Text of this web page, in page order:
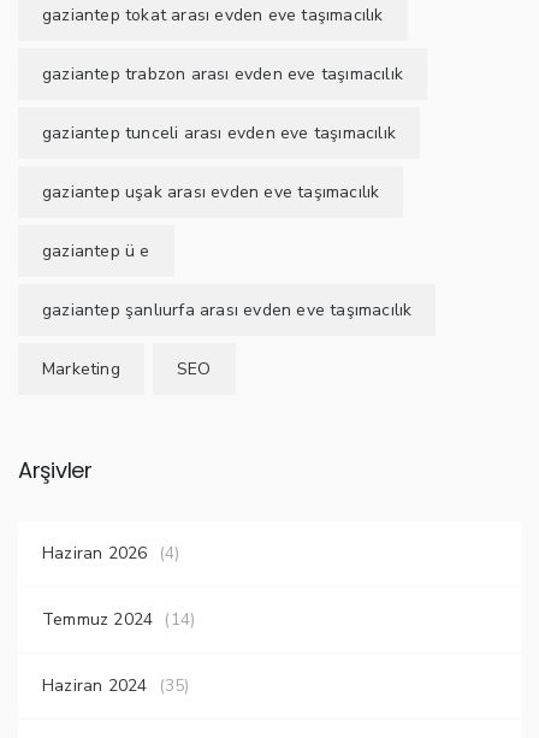
gaziantep tokat arası evden eve taşımacılık
gaziantep trabzon arası evden eve taşımacılık
gaziantep tunceli arası evden eve taşımacılık
gaziantep uşak arası evden eve taşımacılık
gaziantep ü e
gaziantep şanlıurfa arası evden eve taşımacılık
Marketing SEO
Arşivler
Haziran 2026 (4)
Temmuz 2024 (14)
Haziran 2024 (35)